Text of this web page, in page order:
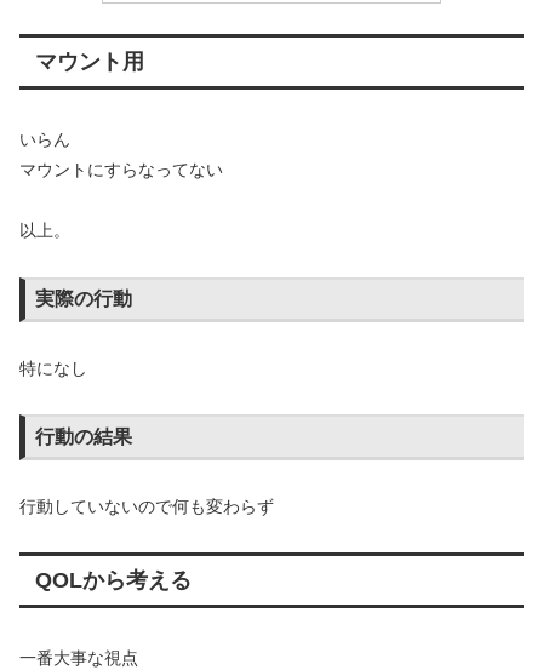
マウント用
いらん
マウントにすらなってない
以上。
実際の行動
特になし
行動の結果
行動していないので何も変わらず
QOLから考える
一番大事な視点